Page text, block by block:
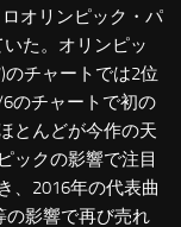
オリンピック・パ
た。オリンピッ
チャートでは2位
のチャートで初の
とんどが今作の天
ックの影響で注目
、2016年の代表曲
の影響で再び売れ